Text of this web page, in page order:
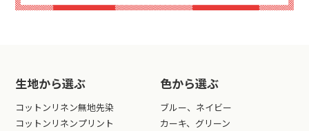
生地から選ぶ
コットンリネン無地先染
コットンリネンプリント
色から選ぶ
ブルー、ネイビー
カーキ、グリーン